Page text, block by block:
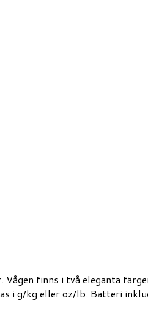
finns i två eleganta
i g/kg eller oz/lb. Batteri